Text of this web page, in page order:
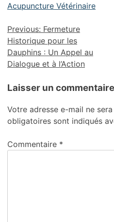
Acupuncture Vétérinaire
Previous: Fermeture
Historique pour les
Dauphins : Un Appel au
Dialogue et à l’Action
Laisser un commentaire
Votre adresse e-mail ne
obligatoires sont indiqués
Commentaire *